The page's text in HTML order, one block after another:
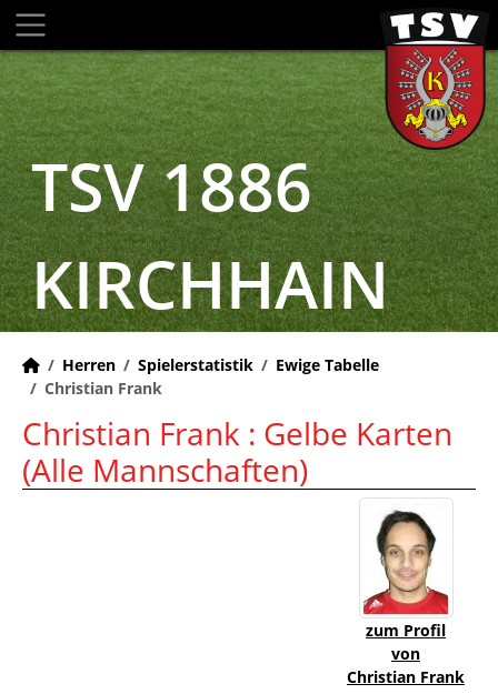
TSV 1886
KIRCHHAIN
Herren Spielerstatistik
Ewige Tabelle
Christian Frank
Christian Frank : Gelbe Karten
(Alle Mannschaften)
zum Profil
von
Christian Frank